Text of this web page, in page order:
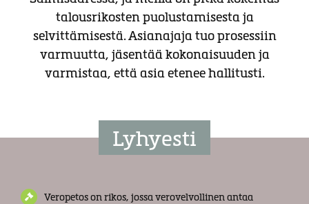
talousrikosten puolustamisesta ja
selvittämisestä. Asianajaja tuo prosessiin
varmuutta, jäsentää kokonaisuuden ja
varmistaa, että asia etenee hallitusti.
Lyhyesti
Veropetos on rikos, jossa verovelvollinen antaa